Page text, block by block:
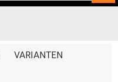
VARIANTEN